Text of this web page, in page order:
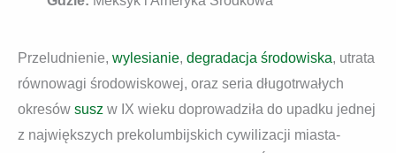
Przeludnienie, wylesianie, degradacja środowiska, utrata
równowagi środowiskowej, oraz seria długotrwałych
okresów susz w IX wieku doprowadziła do upadku jednej
z największych prekolumbijskich cywilizacji miasta-